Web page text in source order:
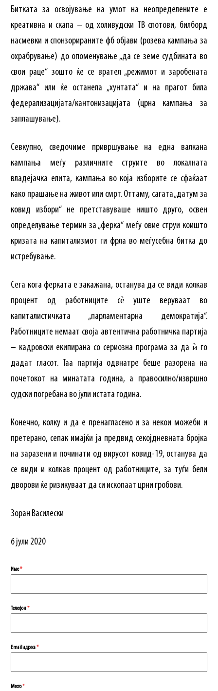
Битката за освојување на умот на неопределените е
креативна и скапа – од холивудски ТВ спотови, билборд
насмевки и спонзорираните фб објави (розева кампања за
охрабрување) до опоменување „да се земе судбината во
свои раце“ зошто ќе се врател „режимот и заробената
држава“ или ќе останела „хунтата“ и на прагот била
федерализацијата/кантонизацијата (црна кампања за
заплашување).
Севкупно, сведочиме привршување на една валкана
кампања меѓу различните струите во локалната
владејачка елита, кампања во која изборите се сфаќаат
како прашање на живот или смрт. Оттаму, сагата „датум за
ковид избори“ не претставуваше ништо друго, освен
определување термин за „ферка“ меѓу овие струи коишто
кризата на капитализмот ги фрла во меѓусебна битка до
истребување.
Сега кога ферката е закажана, останува да се види колкав
процент од работниците сѐ уште веруваат во
капиталистичката „парламентарна демократија“.
Работниците немаат своја автентична работничка партија
– кадровски екипирана со сериозна програма за да ѝ го
дадат гласот. Таа партија одвнатре беше разорена на
почетокот на минатата година, а правосилно/извршно
судски погребана во јули истата година.
Конечно, колку и да е пренагласено и за некои можеби и
претерано, сепак имајќи ја предвид секојдневната бројка
на заразени и починати од вирусот ковид-19, останува да
се види и колкав процент од работниците, за туѓи бели
дворови ќе ризикуваат да си ископаат црни гробови.
Зоран Василески
6 јули 2020
Име*
Телефон*
Еmail адреса*
Место*